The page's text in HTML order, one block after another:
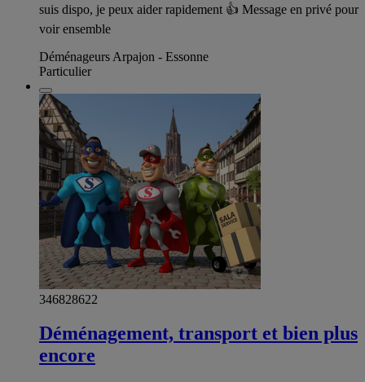
suis dispo, je peux aider rapidement 👍 Message en privé pour
voir ensemble
Déménageurs Arpajon - Essonne
Particulier
346828622
Déménagement, transport et bien plus
encore